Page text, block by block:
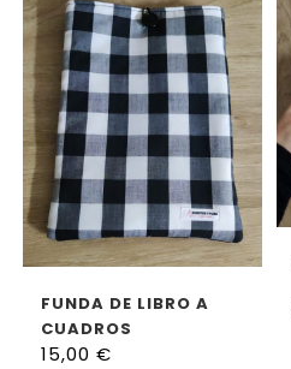
FUNDA DE LIBRO A
CUADROS
15,00 €